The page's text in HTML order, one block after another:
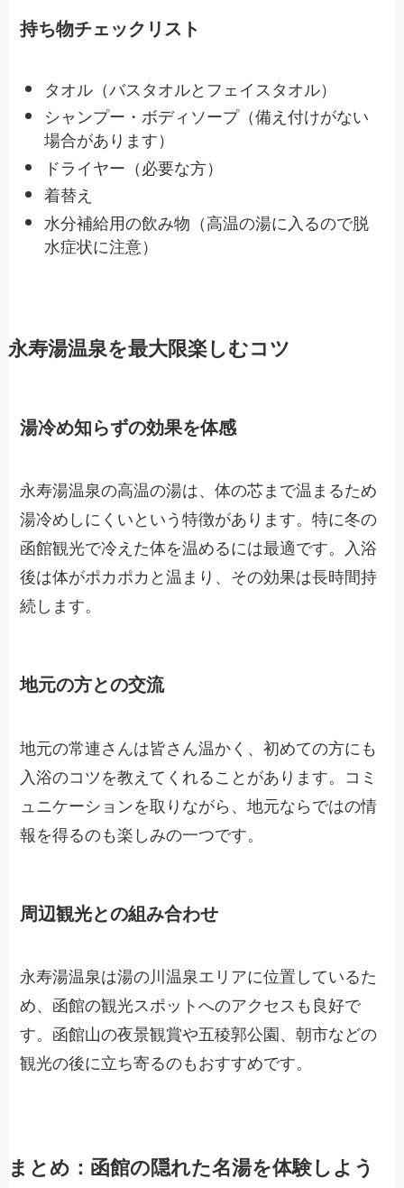
持ち物チェックリスト
タオル（バスタオルとフェイスタオル）
シャンプー・ボディソープ（備え付けがない
場合があります）
ドライヤー（必要な方）
着替え
水分補給用の飲み物（高温の湯に入るので脱
水症状に注意）
永寿湯温泉を最大限楽しむコツ
湯冷め知らずの効果を体感
永寿湯温泉の高温の湯は、体の芯まで温まるため
湯冷めしにくいという特徴があります。特に冬の
函館観光で冷えた体を温めるには最適です。入浴
後は体がポカポカと温まり、その効果は長時間持
続します。
地元の方との交流
地元の常連さんは皆さん温かく、初めての方にも
入浴のコツを教えてくれることがあります。コミ
ュニケーションを取りながら、地元ならではの情
報を得るのも楽しみの一つです。
周辺観光との組み合わせ
永寿湯温泉は湯の川温泉エリアに位置しているた
め、函館の観光スポットへのアクセスも良好で
す。函館山の夜景観賞や五稜郭公園、朝市などの
観光の後に立ち寄るのもおすすめです。
まとめ：函館の隠れた名湯を体験しよう